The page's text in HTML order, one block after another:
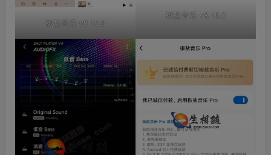
椒盐音乐 v8.15.0
椒盐音乐 v8.15.0